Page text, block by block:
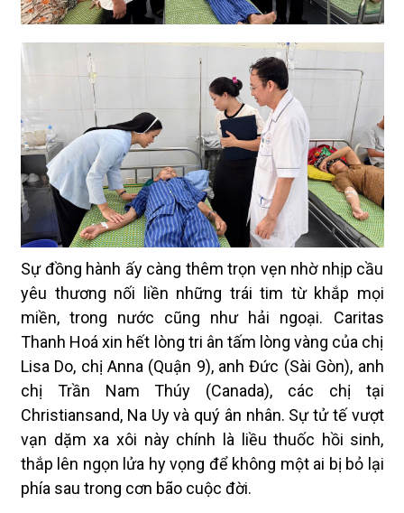
Sự đồng hành ấy càng thêm trọn vẹn nhờ nhịp cầu
yêu thương nối liền những trái tim từ khắp mọi
miền, trong nước cũng như hải ngoại. Caritas
Thanh Hoá xin hết lòng tri ân tấm lòng vàng của chị
Lisa Do, chị Anna (Quận 9), anh Đức (Sài Gòn), anh
chị Trần Nam Thúy (Canada), các chị tại
Christiansand, Na Uy và quý ân nhân. Sự tử tế vượt
vạn dặm xa xôi này chính là liều thuốc hồi sinh,
thắp lên ngọn lửa hy vọng để không một ai bị bỏ lại
phía sau trong cơn bão cuộc đời.